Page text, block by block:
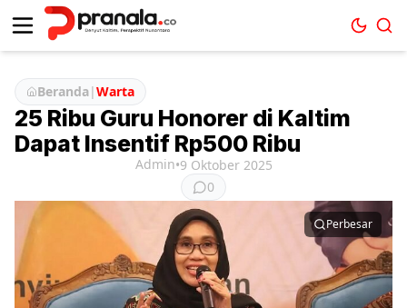
Beranda|Warta
25 Ribu Guru Honorer di Kaltim
Dapat Insentif Rp500 Ribu
Admin•9 Oktober 2025
0
Perbesar